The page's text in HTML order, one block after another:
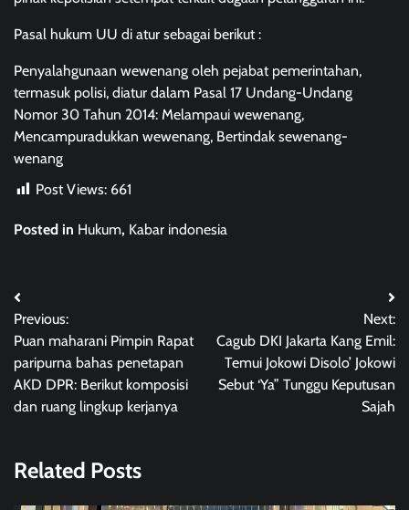
Pasal hukum UU di atur sebagai berikut :
Penyalahgunaan wewenang oleh pejabat pemerintahan,
termasuk polisi, diatur dalam Pasal 17 Undang-Undang
Nomor 30 Tahun 2014: Melampaui wewenang,
Mencampuradukkan wewenang, Bertindak sewenang-
wenang
Post Views: 661
Posted in Hukum, Kabar indonesia
Post
navigation
Previous:
Puan maharani Pimpin Rapat
paripurna bahas penetapan
AKD DPR: Berikut komposisi
dan ruang lingkup kerjanya
Next:
Cagub DKI Jakarta Kang Emil:
Temui Jokowi Disolo’ Jokowi
Sebut ‘Ya” Tunggu Keputusan
Sajah
Related Posts